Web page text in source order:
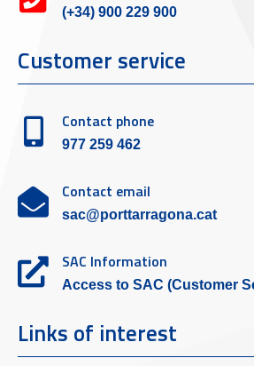
(+34) 900 229 900
Customer service
Contact phone
977 259 462
Contact email
sac@porttarragona.cat
SAC Information
Access to SAC (Customer
Links of interest